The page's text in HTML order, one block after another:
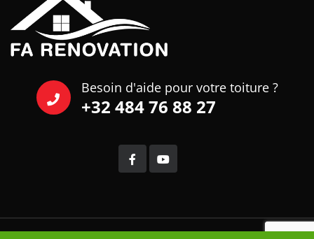
Besoin d'aide pour votre toiture ?
+32 484 76 88 27